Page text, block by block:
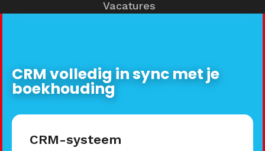
Vacatures
CRM volledig in sync met je
boekhouding
CRM-systeem